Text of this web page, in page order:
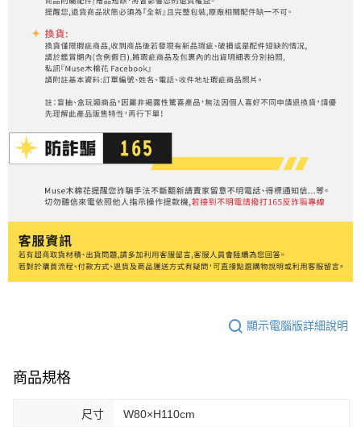
顯示電腦版詳細說明
商品規格
尺寸 W80×H110cm